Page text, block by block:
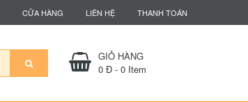
CỬA HÀNG LIÊN HỆ THANH TOÁN
GIỎ HÀNG
0 Đ - 0 Item